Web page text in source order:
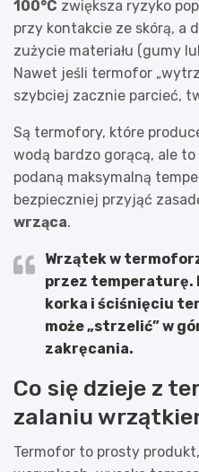
100°C zwiększa ryzyko
przy kontakcie ze skórą, a
zużycie materiału (gumy
Nawet jeśli termofor
szybciej zacznie parcieć,
Są termofory, które
wodą bardzo gorącą, ale
podaną maksymalną
bezpieczniej przyjąć
wrząca.
Wrzątek w
przez temperaturę.
korka i ściśnięciu
może „strzelić” w
zakręcania.
Co się dzieje z
zalaniu
Termofor to prosty